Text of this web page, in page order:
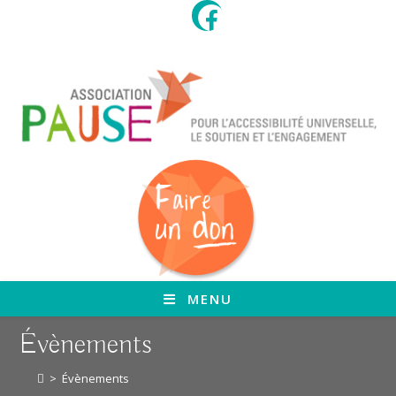
MENU
Évènements
> Évènements